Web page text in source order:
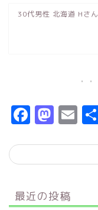
30代男性 北海道 Hさん
F
c
e
b
M
s
t
o
E
ai
l
最近の投稿